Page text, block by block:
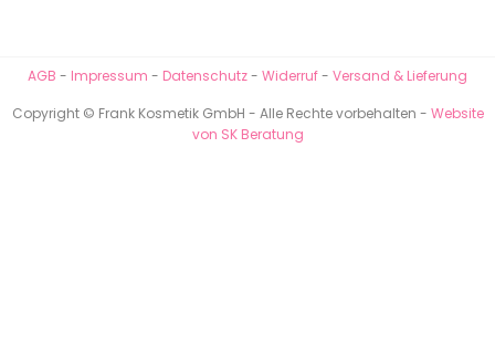
AGB - Impressum - Datenschutz- Widerruf- Versand & Lieferung
Copyright © Frank Kosmetik GmbH - Alle Rechte vorbehalten - Website
von SK Beratung